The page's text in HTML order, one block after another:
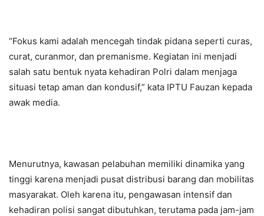
“Fokus kami adalah mencegah tindak pidana seperti curas,
curat, curanmor, dan premanisme. Kegiatan ini menjadi
salah satu bentuk nyata kehadiran Polri dalam menjaga
situasi tetap aman dan kondusif,” kata IPTU Fauzan kepada
awak media.
Menurutnya, kawasan pelabuhan memiliki dinamika yang
tinggi karena menjadi pusat distribusi barang dan mobilitas
masyarakat. Oleh karena itu, pengawasan intensif dan
kehadiran polisi sangat dibutuhkan, terutama pada jam-jam